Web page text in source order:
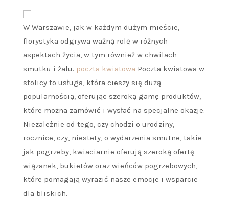
W Warszawie, jak w każdym dużym mieście,
florystyka odgrywa ważną rolę w różnych
aspektach życia, w tym również w chwilach
smutku i żalu. poczta kwiatowa Poczta kwiatowa w
stolicy to usługa, która cieszy się dużą
popularnością, oferując szeroką gamę produktów,
które można zamówić i wysłać na specjalne okazje.
Niezależnie od tego, czy chodzi o urodziny,
rocznice, czy, niestety, o wydarzenia smutne, takie
jak pogrzeby, kwiaciarnie oferują szeroką ofertę
wiązanek, bukietów oraz wieńców pogrzebowych,
które pomagają wyrazić nasze emocje i wsparcie
dla bliskich.